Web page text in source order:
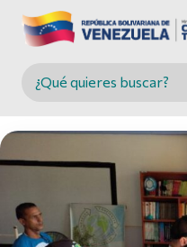
Buscar en MINCYT